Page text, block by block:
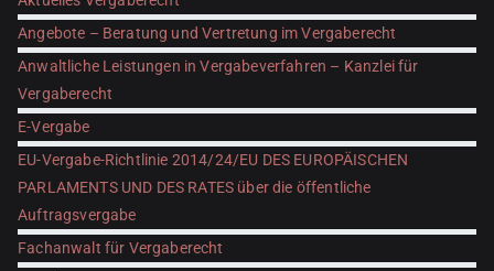
Angebote – Beratung und Vertretung im Vergaberecht
Anwaltliche Leistungen in Vergabeverfahren – Kanzlei für
Vergaberecht
E-Vergabe
EU-Vergabe-Richtlinie 2014/24/EU DES EUROPÄISCHEN
PARLAMENTS UND DES RATES über die öffentliche
Auftragsvergabe
Fachanwalt für Vergaberecht